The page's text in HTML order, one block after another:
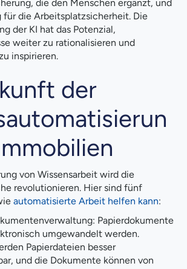
die den Menschen ergänzt, und
für die Arbeitsplatzsicherheit. Die
der KI hat das Potenzial,
weiter zu rationalisieren und
inspirieren.
der
von Wissensarbeit wird die
revolutionieren. Hier sind fünf
automatisierte Arbeit helfen kann:
Papierdokumente
umgewandelt werden.
Papierdateien besser
und die Dokumente können von